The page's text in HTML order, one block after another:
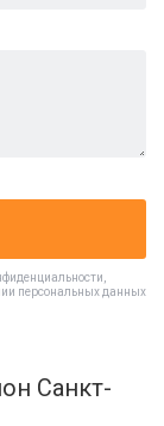
персональных данных
Санкт-